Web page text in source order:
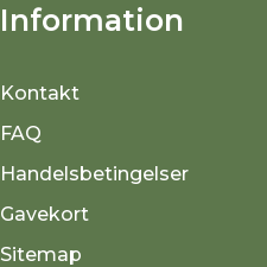
Information
Kontakt
FAQ
Handelsbetingelser
Gavekort
Sitemap